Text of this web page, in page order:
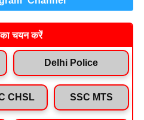
का चयन करें
Delhi Police
CHSL SSC MTS